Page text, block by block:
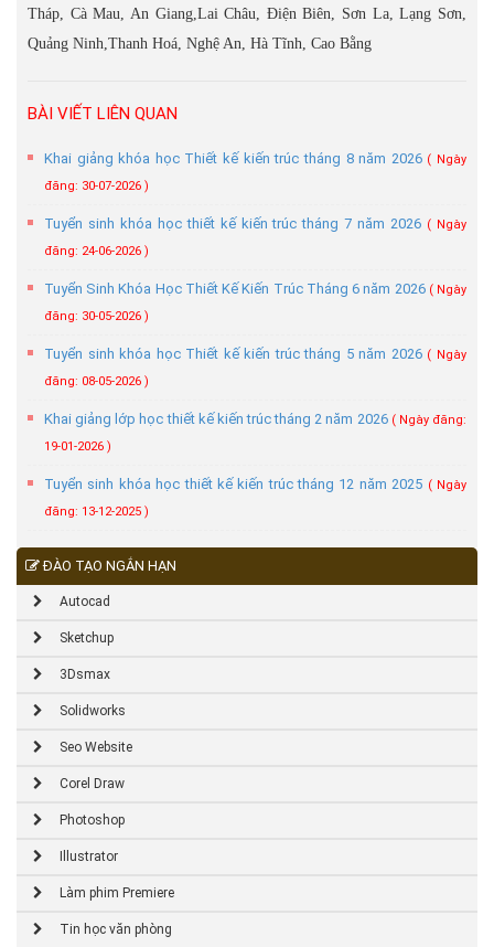
Tháp, Cà Mau, An Giang,Lai Châu, Điện Biên, Sơn La, Lạng Sơn,
Quảng Ninh,Thanh Hoá, Nghệ An, Hà Tĩnh, Cao Bằng
BÀI VIẾT LIÊN QUAN
Khai giảng khóa học Thiết kế kiến trúc tháng 8 năm 2026 ( Ngày
đăng: 30-07-2026 )
Tuyển sinh khóa học thiết kế kiến trúc tháng 7 năm 2026 ( Ngày
đăng: 24-06-2026 )
Tuyển Sinh Khóa Học Thiết Kế Kiến Trúc Tháng 6 năm 2026 ( Ngày
đăng: 30-05-2026 )
Tuyển sinh khóa học Thiết kế kiến trúc tháng 5 năm 2026 ( Ngày
đăng: 08-05-2026 )
Khai giảng lớp học thiết kế kiến trúc tháng 2 năm 2026 ( Ngày đăng:
19-01-2026 )
Tuyển sinh khóa học thiết kế kiến trúc tháng 12 năm 2025 ( Ngày
đăng: 13-12-2025 )
ĐÀO TẠO NGẮN HẠN
Autocad
Sketchup
3Dsmax
Solidworks
Seo Website
Corel Draw
Photoshop
Illustrator
Làm phim Premiere
Tin học văn phòng